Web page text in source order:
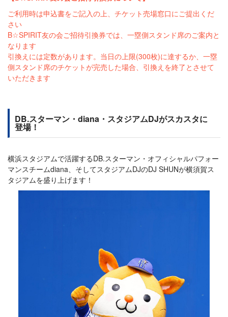
ご利用時は申込書をご記入の上、チケット売場窓口にご提出くだ
さい
B☆SPIRIT友の会ご招待引換券では、一塁側スタンド席のご案内と
なります
引換えには定数があります。当日の上限(300枚)に達するか、一塁
側スタンド席のチケットが完売した場合、引換えを終了とさせて
いただきます
DB.スターマン・diana・スタジアムDJがスカスタに
登場！
横浜スタジアムで活躍するDB.スターマン・オフィシャルパフォー
マンスチームdiana、そしてスタジアムDJのDJ SHUNが横須賀ス
タジアムを盛り上げます！